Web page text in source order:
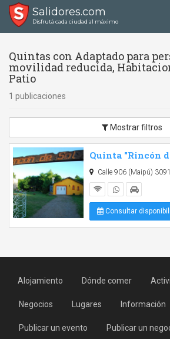
Salidores.com
Disfrutá cada ciudad al máximo
Quintas con Adaptado para
movilidad reducida,
Patio
1 publicaciones
Mostrar filtros
Quinta "Rincón
Calle 906 (Maipú)
Consultar
Alojamiento Dónde comer
Negocios Lugares Información
Publicar un evento Publicar un